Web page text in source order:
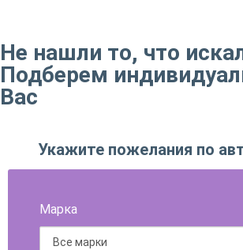
Не нашли то, что
Подберем
Вас
Укажите пожелания по
Марка